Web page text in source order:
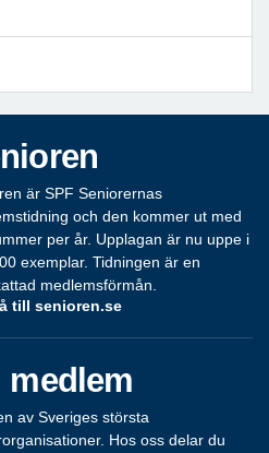
är SPF Seniorernas
och den kommer ut med
per år. Upplagan är nu uppe i
exemplar. Tidningen är en
medlemsförmån.
till senioren.se
medlem
av Sveriges största
Hos oss delar du